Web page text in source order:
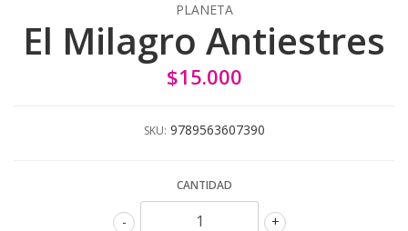
PLANETA
El Milagro Antiestres
$15.000
SKU: 9789563607390
CANTIDAD
+
-